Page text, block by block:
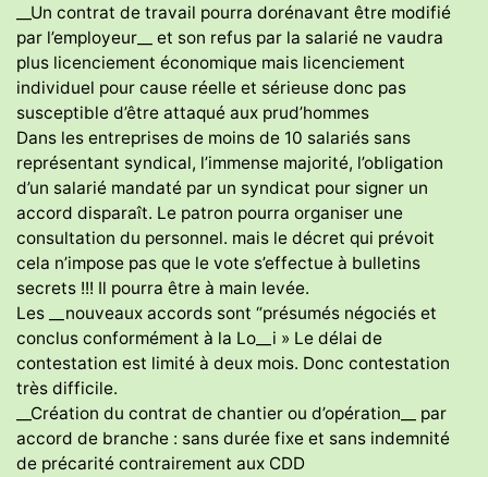
__Un contrat de travail pourra dorénavant être modifié
par l’employeur__ et son refus par la salarié ne vaudra
plus licenciement économique mais licenciement
individuel pour cause réelle et sérieuse donc pas
susceptible d’être attaqué aux prud’hommes
Dans les entreprises de moins de 10 salariés sans
représentant syndical, l’immense majorité, l’obligation
d’un salarié mandaté par un syndicat pour signer un
accord disparaît. Le patron pourra organiser une
consultation du personnel. mais le décret qui prévoit
cela n’impose pas que le vote s’effectue à bulletins
secrets !!! Il pourra être à main levée.
Les __nouveaux accords sont “présumés négociés et
conclus conformément à la Lo__i » Le délai de
contestation est limité à deux mois. Donc contestation
très difficile.
__Création du contrat de chantier ou d’opération__ par
accord de branche : sans durée fixe et sans indemnité
de précarité contrairement aux CDD